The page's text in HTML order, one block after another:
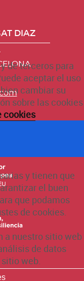
DIAZ
de terceros para
aceptar el uso
cambiar su
sobre las cookies
cookies
y tienen que
el buen
que podamos
de cookies.
a nuestro sitio web
de datos
web.